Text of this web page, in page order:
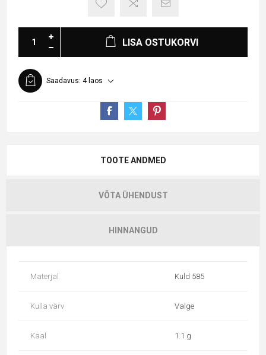
LISA OSTUKORVI
Saadavus: 4 laos
TOOTE ANDMED
VÕTA ÜHENDUST
HINNANGUD
Materjal Kuld 585
Kulla värv Valge
Kaal 1.1 g